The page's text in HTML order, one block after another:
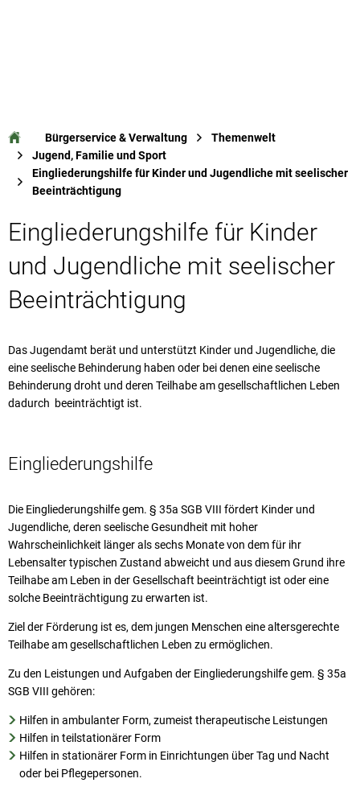
Bürgerservice & Verwaltung
Themenwelt
Jugend, Familie und Sport
Eingliederungshilfe für Kinder und Jugendliche mit seelischer
Beeinträchtigung
Eingliederungshilfe für Kinder
und Jugendliche mit seelischer
Beeinträchtigung
Das Jugendamt berät und unterstützt Kinder und Jugendliche, die
eine seelische Behinderung haben oder bei denen eine seelische
Behinderung droht und deren Teilhabe am gesellschaftlichen Leben
dadurch beeinträchtigt ist.
Eingliederungshilfe
Die Eingliederungshilfe gem. § 35a SGB VIII fördert Kinder und
Jugendliche, deren seelische Gesundheit mit hoher
Wahrscheinlichkeit länger als sechs Monate von dem für ihr
Lebensalter typischen Zustand abweicht und aus diesem Grund ihre
Teilhabe am Leben in der Gesellschaft beeinträchtigt ist oder eine
solche Beeinträchtigung zu erwarten ist.
Ziel der Förderung ist es, dem jungen Menschen eine altersgerechte
Teilhabe am gesellschaftlichen Leben zu ermöglichen.
Zu den Leistungen und Aufgaben der Eingliederungshilfe gem. § 35a
SGB VIII gehören:
Hilfen in ambulanter Form, zumeist therapeutische Leistungen
Hilfen in teilstationärer Form
Hilfen in stationärer Form in Einrichtungen über Tag und Nacht
oder bei Pflegepersonen.